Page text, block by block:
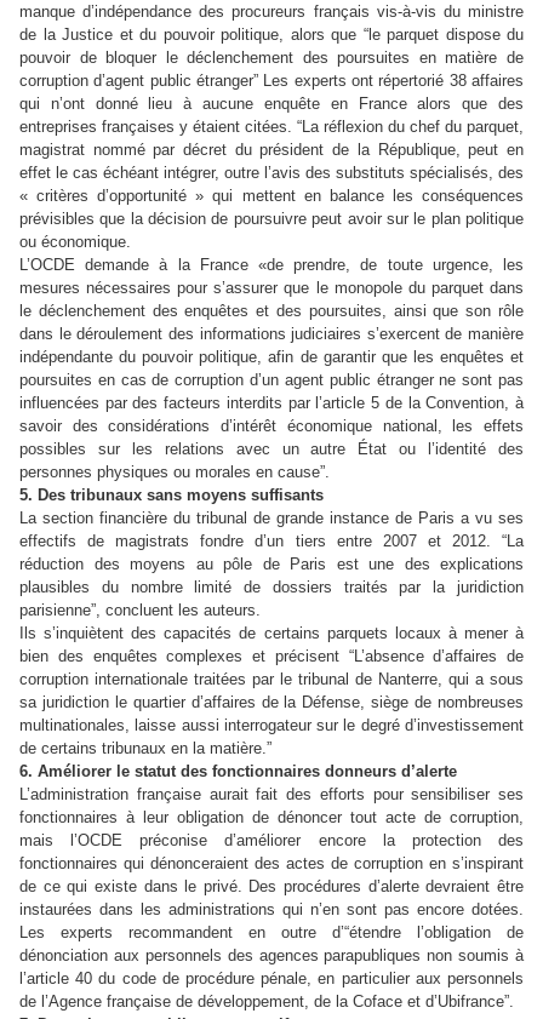
manque d’indépendance des procureurs français vis-à-vis du ministre
de la Justice et du pouvoir politique, alors que “le parquet dispose du
pouvoir de bloquer le déclenchement des poursuites en matière de
corruption d’agent public étranger” Les experts ont répertorié 38 affaires
qui n’ont donné lieu à aucune enquête en France alors que des
entreprises françaises y étaient citées. “La réflexion du chef du parquet,
magistrat nommé par décret du président de la République, peut en
effet le cas échéant intégrer, outre l’avis des substituts spécialisés, des
« critères d’opportunité » qui mettent en balance les conséquences
prévisibles que la décision de poursuivre peut avoir sur le plan politique
ou économique.
L’OCDE demande à la France «de prendre, de toute urgence, les
mesures nécessaires pour s’assurer que le monopole du parquet dans
le déclenchement des enquêtes et des poursuites, ainsi que son rôle
dans le déroulement des informations judiciaires s’exercent de manière
indépendante du pouvoir politique, afin de garantir que les enquêtes et
poursuites en cas de corruption d’un agent public étranger ne sont pas
influencées par des facteurs interdits par l’article 5 de la Convention, à
savoir des considérations d’intérêt économique national, les effets
possibles sur les relations avec un autre État ou l’identité des
personnes physiques ou morales en cause”.
5. Des tribunaux sans moyens suffisants
La section financière du tribunal de grande instance de Paris a vu ses
effectifs de magistrats fondre d’un tiers entre 2007 et 2012. “La
réduction des moyens au pôle de Paris est une des explications
plausibles du nombre limité de dossiers traités par la juridiction
parisienne”, concluent les auteurs.
Ils s’inquiètent des capacités de certains parquets locaux à mener à
bien des enquêtes complexes et précisent “L’absence d’affaires de
corruption internationale traitées par le tribunal de Nanterre, qui a sous
sa juridiction le quartier d’affaires de la Défense, siège de nombreuses
multinationales, laisse aussi interrogateur sur le degré d’investissement
de certains tribunaux en la matière.”
6. Améliorer le statut des fonctionnaires donneurs d’alerte
L’administration française aurait fait des efforts pour sensibiliser ses
fonctionnaires à leur obligation de dénoncer tout acte de corruption,
mais l’OCDE préconise d’améliorer encore la protection des
fonctionnaires qui dénonceraient des actes de corruption en s’inspirant
de ce qui existe dans le privé. Des procédures d’alerte devraient être
instaurées dans les administrations qui n’en sont pas encore dotées.
Les experts recommandent en outre d’“étendre l’obligation de
dénonciation aux personnels des agences parapubliques non soumis à
l’article 40 du code de procédure pénale, en particulier aux personnels
de l’Agence française de développement, de la Coface et d’Ubifrance”.